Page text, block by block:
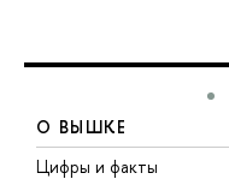
О ВЫШКЕ
Цифры и факты